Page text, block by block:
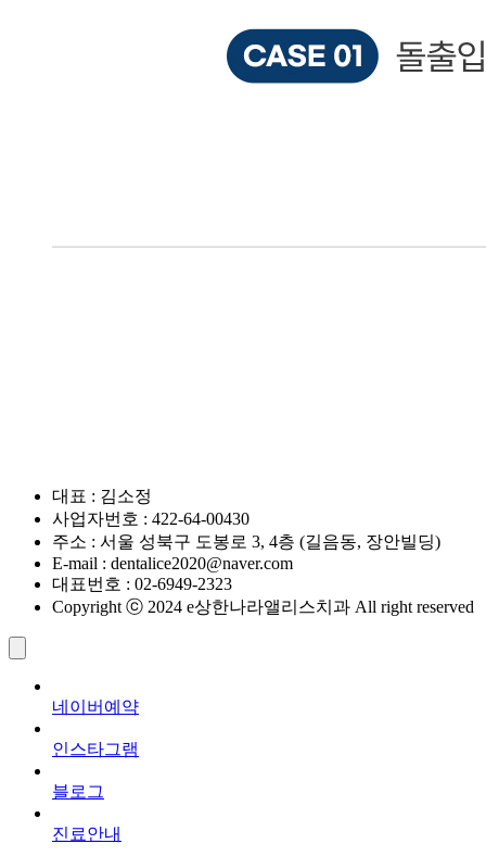
대표 : 김소정
사업자번호 : 422-64-00430
주소 : 서울 성북구 도봉로 3, 4층 (길음동, 장안빌딩)
E-mail : dentalice2020@naver.com
대표번호 : 02-6949-2323
Copyright ⓒ 2024 e상한나라앨리스치과 All right reserved
네이버예약
인스타그램
블로그
진료안내